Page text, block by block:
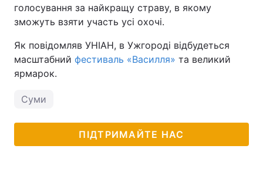
голосування за найкращу страву, в якому
зможуть взяти участь усі охочі.
Як повідомляв УНІАН, в Ужгороді відбудеться
масштабний фестиваль «Василля» та великий
ярмарок.
Суми
ПІДТРИМАЙТЕ НАС